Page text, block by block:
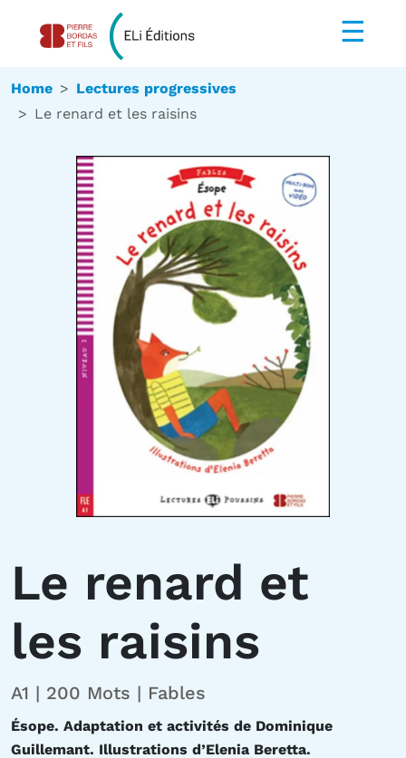
☰
Home
Lectures progressives
Le renard et les raisins
Le renard et
les raisins
A1 | 200 Mots | Fables
Ésope. Adaptation et activités de Dominique
Guillemant. Illustrations d’Elenia Beretta.